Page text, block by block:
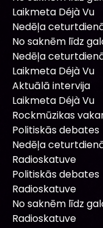
Laikmeta Déjà Vu
Nedēļa
No saknēm līdz
Nedēļa
Laikmeta Déjà Vu
Aktuālā intervija
Laikmeta Déjà Vu
Rockmūzikas
Politiskās debates
Nedēļa
Radioskatuve
Politiskās debates
Radioskatuve
No saknēm līdz
Radioskatuve